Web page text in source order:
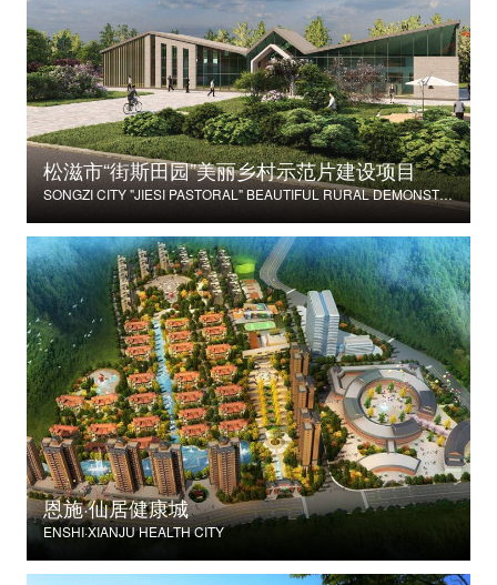
松滋市“街斯田园”美丽乡村示范片建设项目
SONGZI CITY "JIESI PASTORAL" BEAUTIFUL RURAL DEMONSTRATION FILM CONSTRUCTION PROJECT
恩施·仙居健康城
ENSHI·XIANJU HEALTH CITY